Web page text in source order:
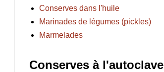
Conserves dans l'huile
Marinades de légumes (pickles)
Marmelades
Conserves à l'autoclave